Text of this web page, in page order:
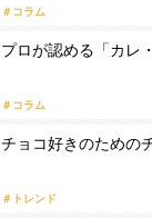
＃コラム
プロが認める「カレ
＃コラム
チョコ好きのための
＃トレンド